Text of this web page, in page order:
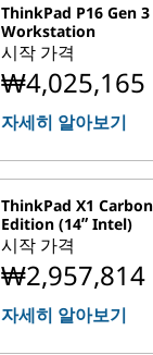
ThinkPad P16 Gen
Workstation
시작 가격
₩4,025,165
자세히 알아보기
ThinkPad X1
Edition (14ʺ Intel)
시작 가격
₩2,957,814
자세히 알아보기